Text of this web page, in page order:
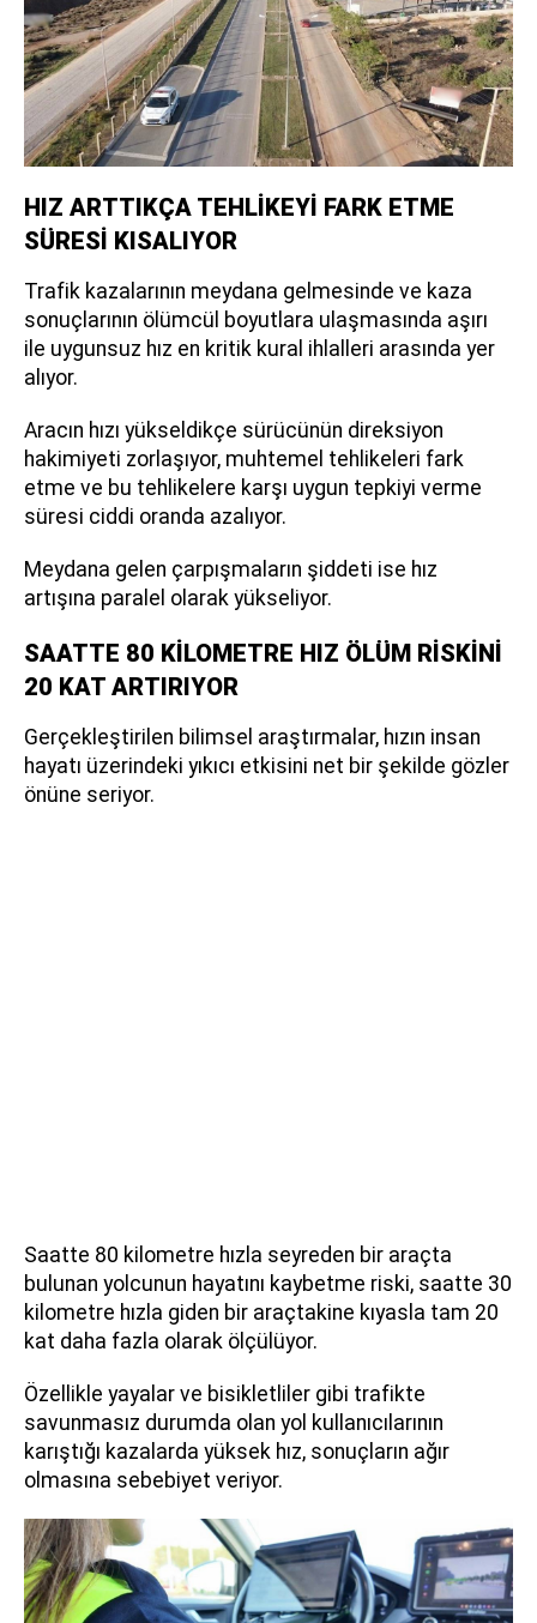
HIZ ARTTIKÇA TEHLİKEYİ FARK ETME
SÜRESİ KISALIYOR
Trafik kazalarının meydana gelmesinde ve kaza
sonuçlarının ölümcül boyutlara ulaşmasında aşırı
ile uygunsuz hız en kritik kural ihlalleri arasında yer
alıyor.
Aracın hızı yükseldikçe sürücünün direksiyon
hakimiyeti zorlaşıyor, muhtemel tehlikeleri fark
etme ve bu tehlikelere karşı uygun tepkiyi verme
süresi ciddi oranda azalıyor.
Meydana gelen çarpışmaların şiddeti ise hız
artışına paralel olarak yükseliyor.
SAATTE 80 KİLOMETRE HIZ ÖLÜM RİSKİNİ
20 KAT ARTIRIYOR
Gerçekleştirilen bilimsel araştırmalar, hızın insan
hayatı üzerindeki yıkıcı etkisini net bir şekilde gözler
önüne seriyor.
Saatte 80 kilometre hızla seyreden bir araçta
bulunan yolcunun hayatını kaybetme riski, saatte 30
kilometre hızla giden bir araçtakine kıyasla tam 20
kat daha fazla olarak ölçülüyor.
Özellikle yayalar ve bisikletliler gibi trafikte
savunmasız durumda olan yol kullanıcılarının
karıştığı kazalarda yüksek hız, sonuçların ağır
olmasına sebebiyet veriyor.